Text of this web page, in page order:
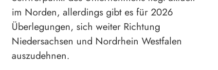
im Norden, allerdings gibt es für 2026
Überlegungen, sich weiter Richtung
Niedersachsen und Nordrhein Westfalen
auszudehnen.